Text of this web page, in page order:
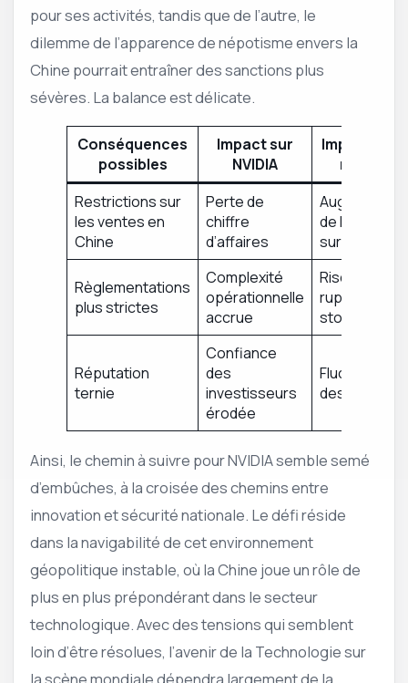
pour ses activités, tandis que de l’autre, le
dilemme de l’apparence de népotisme envers la
Chine pourrait entraîner des sanctions plus
sévères. La balance est délicate.
Conséquences
possibles
Impact sur
NVIDIA
Impact sur
marché
Restrictions sur
les ventes en
Chine
Perte de
chiffre
d’affaires
de la
sur les prix
Règlementations
plus strictes
Complexité
opérationnelle
accrue
Risques de
rupture de
stock
Réputation
ternie
Confiance
des
investisseurs
érodée
Fluctuations
des actions
Ainsi, le chemin à suivre pour NVIDIA semble semé
d’embûches, à la croisée des chemins entre
innovation et sécurité nationale. Le défi réside
dans la navigabilité de cet environnement
géopolitique instable, où la Chine joue un rôle de
plus en plus prépondérant dans le secteur
technologique. Avec des tensions qui semblent
loin d’être résolues, l’avenir de la Technologie sur
la scène mondiale dépendra largement de la